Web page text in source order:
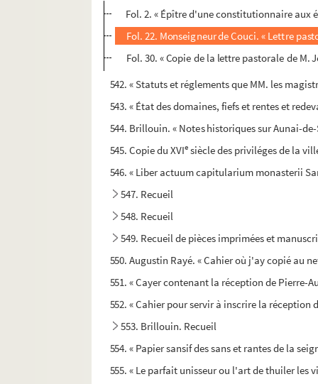
Fol. 2. « Épître d'une constitutionnaire aux
Fol. 22. Monseigneur de Couci. « Lettre
Fol. 30. « Copie de la lettre pastorale de M.
542. « Statuts et réglements que MM. les
543. « État des domaines, fiefs et rentes et
544. Brillouin. « Notes historiques sur Aunai-
545. Copie du XVIe siècle des priviléges de la
546. « Liber actuum capitularium monasterii
547. Recueil
548. Recueil
549. Recueil de pièces imprimées et
550. Augustin Rayé. « Cahier où j'ay copié au
551. « Cayer contenant la réception de Pierre-
552. « Cahier pour servir à inscrire la
553. Brillouin. Recueil
554. « Papier sansif des sans et rantes de la
555. « Le parfait unisseur ou l'art de thuiler les